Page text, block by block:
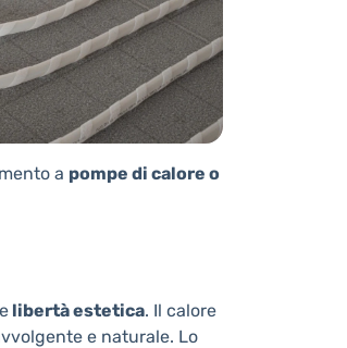
a pompe di calore o
e libertà estetica. Il calore
e naturale. Lo